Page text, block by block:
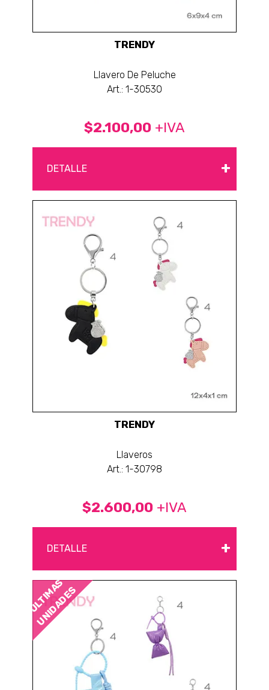
TRENDY
Llavero De Peluche
Art.: 1-30530
$2.100,00 +IVA
DETALLE +
TRENDY
Llaveros
Art.: 1-30798
$2.600,00 +IVA
DETALLE +
ÚLTIMAS
UNIDADES